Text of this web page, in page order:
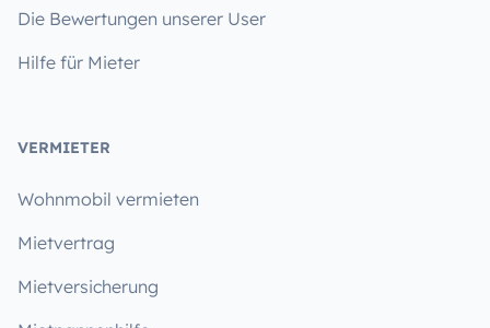
Die Bewertungen unserer User
Hilfe für Mieter
VERMIETER
Wohnmobil vermieten
Mietvertrag
Mietversicherung